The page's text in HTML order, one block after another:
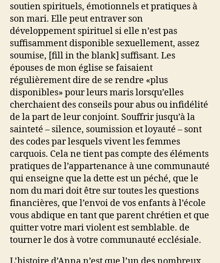
soutien spirituels, émotionnels et pratiques à
son mari. Elle peut entraver son
développement spirituel si elle n’est pas
suffisamment disponible sexuellement, assez
soumise, [fill in the blank] suffisant. Les
épouses de mon église se faisaient
régulièrement dire de se rendre «plus
disponibles» pour leurs maris lorsqu’elles
cherchaient des conseils pour abus ou infidélité
de la part de leur conjoint. Souffrir jusqu’à la
sainteté – silence, soumission et loyauté – sont
des codes par lesquels vivent les femmes
carquois. Cela ne tient pas compte des éléments
pratiques de l’appartenance à une communauté
qui enseigne que la dette est un péché, que le
nom du mari doit être sur toutes les questions
financières, que l’envoi de vos enfants à l’école
vous abdique en tant que parent chrétien et que
quitter votre mari violent est semblable. de
tourner le dos à votre communauté ecclésiale.